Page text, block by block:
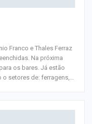
Franco e Thales Ferraz
Na próxima
os bares. Já estão
setores de: ferragens,